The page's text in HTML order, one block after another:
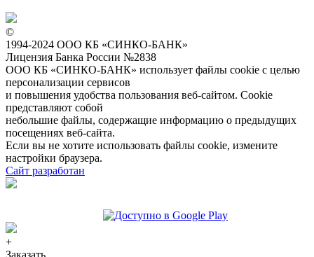
©
1994-2024 ООО КБ «СИНКО-БАНК»
Лицензия Банка России №2838
ООО КБ «СИНКО-БАНК» использует файлы cookie с целью
персонализации сервисов
и повышения удобства пользования веб-сайтом. Cookie
представляют собой
небольшие файлы, содержащие информацию о предыдущих
посещениях веб-сайта.
Если вы не хотите использовать файлы cookie, измените
настройки браузера.
Сайт разработан
+